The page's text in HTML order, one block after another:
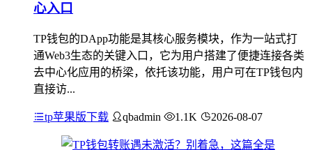
心入口
TP钱包的DApp功能是其核心服务模块，作为一站式打
通Web3生态的关键入口，它为用户搭建了便捷连接各类
去中心化应用的桥梁，依托该功能，用户可在TP钱包内
直接访...
tp苹果版下载 qbadmin 1.1K 2026-08-07